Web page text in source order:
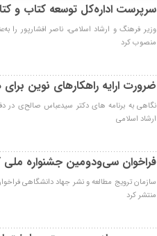
سرپرست اداره‌کل توسعه کتاب و
وزیر فرهنگ و ارشاد اسلامی، ناصر افشارپور را
منصوب کرد
ضرورت ارایه راهکارهای نوین
نگاهی به برنامه های دکتر سیدعباس صالح‌ی در
ارشاد اسلامی
فراخوان سی‌ودومین جشنواره
سازمان ترویج مطالعه و نشر جهاد دانشگاهی
منتشر کرد